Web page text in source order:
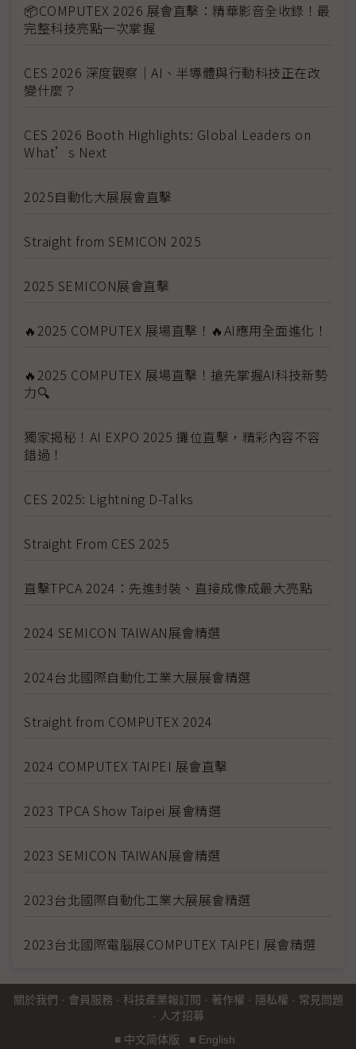
📦COMPUTEX 2026 展會直擊：精華影音全收錄！最
完整科技亮點一次掌握
CES 2026 深度觀察｜AI、半導體與行動科技正在改
變什麼？
CES 2026 Booth Highlights: Global Leaders on
What’s Next
2025自動化大展展會直擊
Straight from SEMICON 2025
2025 SEMICON展會直擊
🔥2025 COMPUTEX 展場直擊！🔥AI應用全面進化！
🔥2025 COMPUTEX 展場直擊！搶先掌握AI科技新勢
力🔍
獨家揭秘！AI EXPO 2025 攤位直擊，精彩內容不容
錯過！
CES 2025: Lightning D-Talks
Straight From CES 2025
直擊TPCA 2024：先進封裝、直接成像成最大亮點
2024 SEMICON TAIWAN展會精選
2024台北國際自動化工業大展展會精選
Straight from COMPUTEX 2024
2024 COMPUTEX TAIPEI 展會直擊
2023 TPCA Show Taipei 展會精選
2023 SEMICON TAIWAN展會精選
2023台北國際自動化工業大展展會精選
2023台北國際電腦展COMPUTEX TAIPEI 展會精選
關於我們 · 會員服務 · 科技產業報訂閱 · 著作權 · 隱私權 · 常見問題
· 人才招募
■ 中文简体版 ■ English